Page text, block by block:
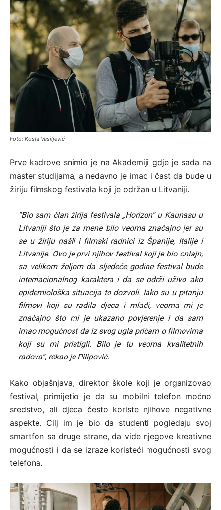
Foto: Kosta Vasiljević
Prve kadrove snimio je na Akademiji gdje je sada na
master studijama, a nedavno je imao i čast da bude u
žiriju filmskog festivala koji je održan u Litvaniji.
“Bio sam član žirija festivala „Horizon“ u Kaunasu u
Litvaniji što je za mene bilo veoma značajno jer su
se u žiriju našli i filmski radnici iz Španije, Italije i
Litvanije. Ovo je prvi njihov festival koji je bio onlajn,
sa velikom željom da sljedeće godine festival bude
internacionalnog karaktera i da se održi uživo ako
epidemiološka situacija to dozvoli. Iako su u pitanju
filmovi koji su radila djeca i mladi, veoma mi je
značajno što mi je ukazano povjerenje i da sam
imao mogućnost da iz svog ugla pričam o filmovima
koji su mi pristigli. Bilo je tu veoma kvalitetnih
radova”, rekao je Pilipović.
Kako objašnjava, direktor škole koji je organizovao
festival, primijetio je da su mobilni telefon moćno
sredstvo, ali djeca često koriste njihove negativne
aspekte. Cilj im je bio da studenti pogledaju svoj
smartfon sa druge strane, da vide njegove kreativne
mogućnosti i da se izraze koristeći mogućnosti svog
telefona.